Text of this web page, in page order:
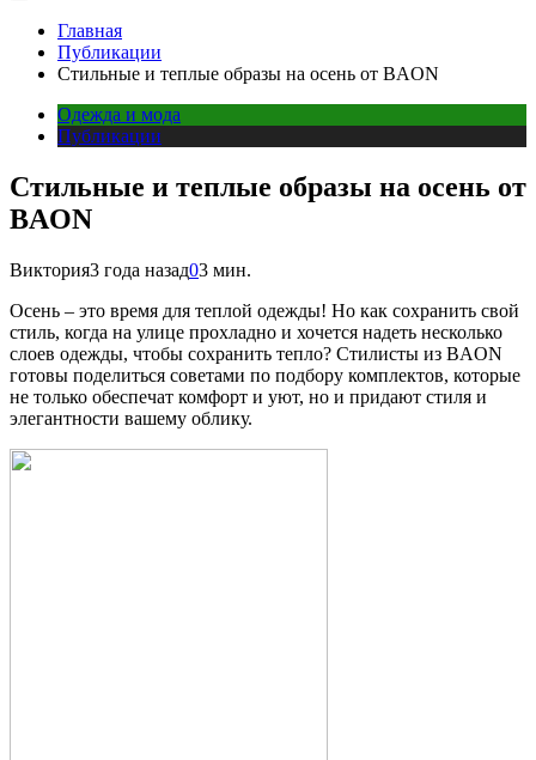
Главная
Публикации
Стильные и теплые образы на осень от BAON
Одежда и мода
Публикации
Стильные и теплые образы на осень от
BAON
Виктория3 года назад03 мин.
Осень – это время для теплой одежды! Но как сохранить свой
стиль, когда на улице прохладно и хочется надеть несколько
слоев одежды, чтобы сохранить тепло? Стилисты из BAON
готовы поделиться советами по подбору комплектов, которые
не только обеспечат комфорт и уют, но и придают стиля и
элегантности вашему облику.